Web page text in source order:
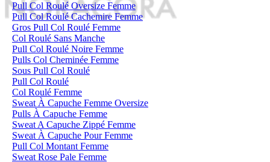
Pull Col Roulé Oversize Femme
Pull Col Roulé Cachemire Femme
Gros Pull Col Roulé Femme
Col Roulé Sans Manche
Pull Col Roulé Noire Femme
Pulls Col Cheminée Femme
Sous Pull Col Roulé
Pull Col Roulé
Col Roulé Femme
Sweat À Capuche Femme Oversize
Pulls À Capuche Femme
Sweat A Capuche Zippé Femme
Sweat À Capuche Pour Femme
Pull Col Montant Femme
Sweat Rose Pale Femme